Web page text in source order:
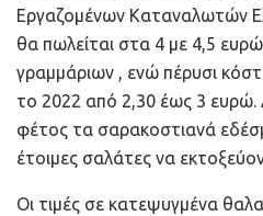
Εργαζομένων Καταναλωτών
θα πωλείται στα 4 με 4,5
γραμμάριων , ενώ πέρυσι
το 2022 από 2,30 έως 3 ευρώ.
φέτος τα σαρακοστιανά
έτοιμες σαλάτες να
Οι τιμές σε κατεψυγμένα